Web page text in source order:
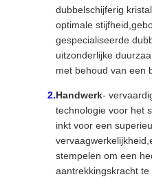
dubbelschijferig
optimale
gespecialiseerde
uitzonderlijke
met behoud van een
Handwerk-
technologie voor het
inkt voor een
stempelen om een
aantrekkingskracht te